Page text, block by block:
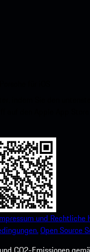
und Rechtliche
Open Source